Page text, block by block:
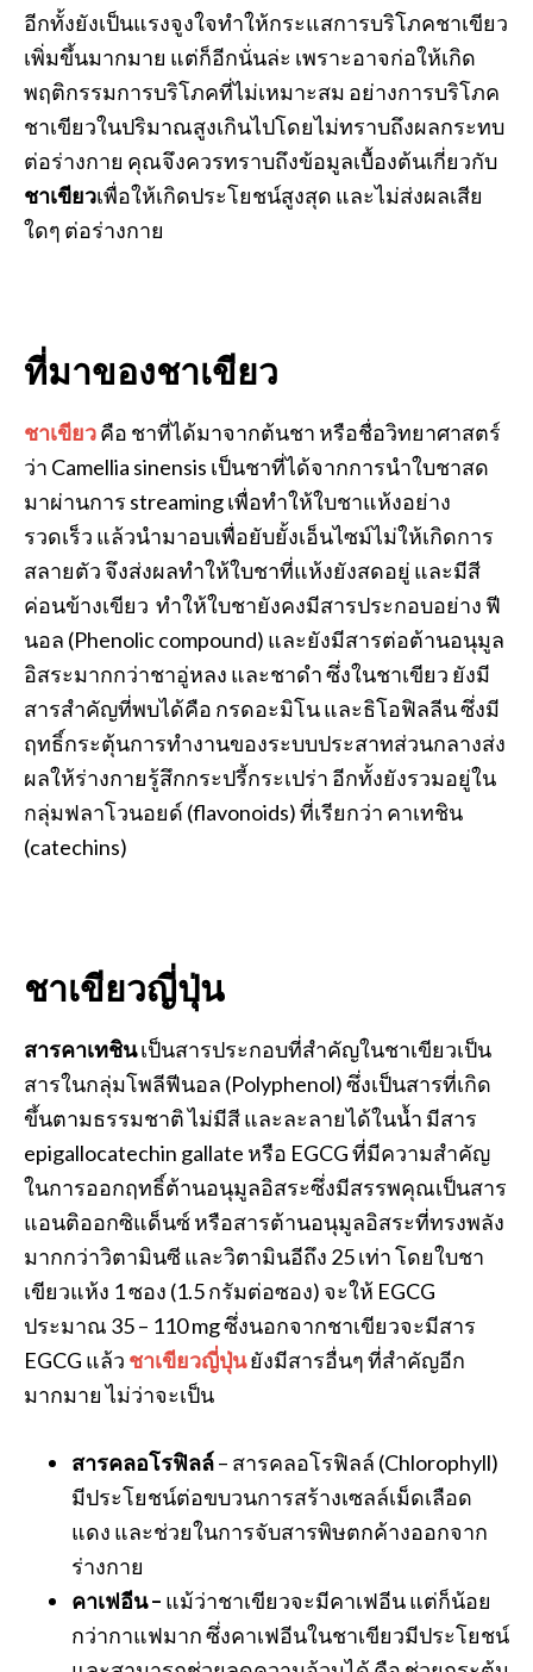
อีกทั้งยังเป็นแรงจูงใจทำให้กระแสการบริโภคชาเขียว
เพิ่มขึ้นมากมาย แต่ก็อีกนั่นล่ะ เพราะอาจก่อให้เกิด
พฤติกรรมการบริโภคที่ไม่เหมาะสม อย่างการบริโภค
ชาเขียวในปริมาณสูงเกินไปโดยไม่ทราบถึงผลกระทบ
ต่อร่างกาย คุณจึงควรทราบถึงข้อมูลเบื้องต้นเกี่ยวกับ
ชาเขียวเพื่อให้เกิดประโยชน์สูงสุด และไม่ส่งผลเสีย
ใดๆ ต่อร่างกาย
ที่มาของชาเขียว
ชาเขียวคือ ชาที่ได้มาจากต้นชา หรือชื่อวิทยาศาสตร์
ว่า Camellia sinensis เป็นชาที่ได้จากการนำใบชาสด
มาผ่านการ streaming เพื่อทำให้ใบชาแห้งอย่าง
รวดเร็ว แล้วนำมาอบเพื่อยับยั้งเอ็นไซม์ไม่ให้เกิดการ
สลายตัว จึงส่งผลทำให้ใบชาที่แห้งยังสดอยู่ และมีสี
ค่อนข้างเขียว ทำให้ใบชายังคงมีสารประกอบอย่าง ฟี
นอล (Phenolic compound) และยังมีสารต่อต้านอนุมูล
อิสระมากกว่าชาอู่หลง และชาดำ ซึ่งในชาเขียว ยังมี
สารสำคัญที่พบได้คือ กรดอะมิโน และธิโอฟิลลีน ซึ่งมี
ฤทธิ์กระตุ้นการทำงานของระบบประสาทส่วนกลางส่ง
ผลให้ร่างกายรู้สึกกระปรี้กระเปร่า อีกทั้งยังรวมอยู่ใน
กลุ่มฟลาโวนอยด์ (flavonoids) ที่เรียกว่า คาเทชิน
(catechins)
ชาเขียวญี่ปุ่น
สารคาเทชินเป็นสารประกอบที่สำคัญในชาเขียวเป็น
สารในกลุ่มโพลีฟีนอล (Polyphenol) ซึ่งเป็นสารที่เกิด
ขึ้นตามธรรมชาติ ไม่มีสี และละลายได้ในน้ำ มีสาร
epigallocatechin gallate หรือ EGCG ที่มีความสำคัญ
ในการออกฤทธิ์ต้านอนุมูลอิสระซึ่งมีสรรพคุณเป็นสาร
แอนติออกซิแด็นซ์ หรือสารต้านอนุมูลอิสระที่ทรงพลัง
มากกว่าวิตามินซี และวิตามินอีถึง 25 เท่า โดยใบชา
เขียวแห้ง 1 ซอง (1.5 กรัมต่อซอง) จะให้ EGCG
ประมาณ 35 – 110 mg ซึ่งนอกจากชาเขียวจะมีสาร
EGCG แล้ว ชาเขียวญี่ปุ่นยังมีสารอื่นๆ ที่สำคัญอีก
มากมาย ไม่ว่าจะเป็น
สารคลอโรฟิลล์– สารคลอโรฟิลล์ (Chlorophyll)
มีประโยชน์ต่อขบวนการสร้างเซลล์เม็ดเลือด
แดง และช่วยในการจับสารพิษตกค้างออกจาก
ร่างกาย
คาเฟอีน – แม้ว่าชาเขียวจะมีคาเฟอีน แต่ก็น้อย
กว่ากาแฟมาก ซึ่งคาเฟอีนในชาเขียวมีประโยชน์